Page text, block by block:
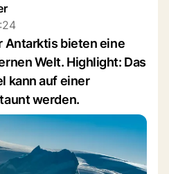
Antarktis bieten eine
Welt. Highlight: Das
kann auf einer
werden.